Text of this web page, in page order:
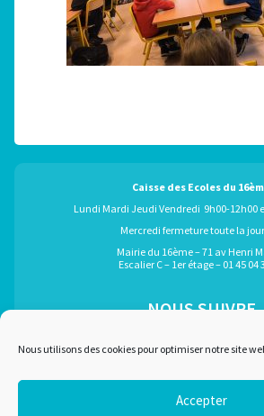
Nous utilisons des cookies pour optimiser notre site
Accepter
Caisse des Ecoles du
Lundi Mardi Jeudi Vendredi 9h00-12h00
Mercredi fermeture toute la
Mairie du 16ème – 71 av Henri
Escalier C – 1er étage – 01 45 04
NOUS SUIVRE